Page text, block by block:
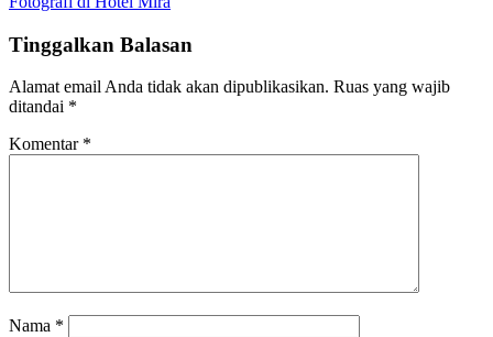
Tinggalkan Balasan
Alamat email Anda tidak akan dipublikasikan. Ruas yang wajib
ditandai *
Komentar *
Nama *